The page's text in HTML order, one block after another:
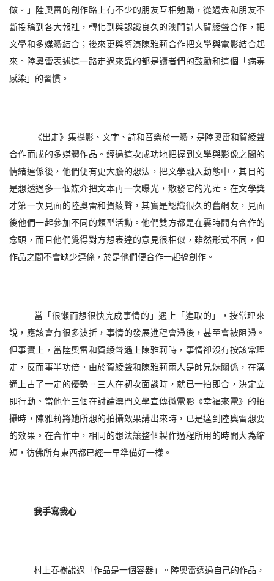
做。」陸奧雷的創作路上有不少的朋友互相勉勵，從過去和朋友不
斷投稿到各大報社，轉化到與認識良久的澳門詩人賀綾聲合作，把
文學和多媒體結合；後來更與導演陳雅莉合作把文學與電影結合起
來。陸奧雷表述這一路走過來靠的都是讀者們的鼓勵和這個「病毒
感染」的習慣。
《出走》集攝影、文字、詩和音樂於一體，是陸奧雷和賀綾聲
合作而成的多媒體作品。經過這次成功地把握到文學與影像之間的
情緒連係後，他們便有更大膽的想法，把文學融入動態中，其目的
是想透過多一個媒介把文本再一次曝光，散發它的光茫。在文學獎
才第一次見面的陸奧雷和賀綾聲，其實是認識很久的舊網友，見面
後他們一起參加不同的類型活動。他們雙方都是在霎時間有合作的
念頭，而且他們覺得對方想表達的意見很相似，雖然形式不同，但
作品之間不會缺少連係，於是他們便合作一起搞創作。
當「很懶而想很快完成事情的」遇上「進取的」，按常理來
說，應該會有很多波折，事情的發展進程會滯後，甚至會被阻滯。
但事實上，當陸奧雷和賀綾聲遇上陳雅莉時，事情卻沒有按該常理
走，反而事半功倍。由於賀綾聲和陳雅莉兩人是師兄妹關係，在溝
通上占了一定的優勢。三人在初次面談時，就已一拍即合，決定立
即行動。當他們三個在討論澳門文學宣傳微電影《幸福來電》的拍
攝時，陳雅莉將她所想的拍攝效果講出來時，已是達到陸奧雷想要
的效果。在合作中，相同的想法讓整個製作過程所用的時間大為縮
短，彷佛所有東西都已經一早準備好一樣。
我手寫我心
村上春樹說過「作品是一個容器」。陸奧雷透過自己的作品，